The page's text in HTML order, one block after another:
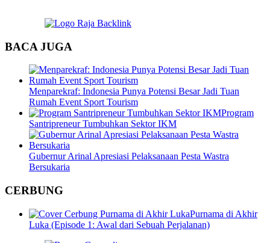
BACA JUGA
Menparekraf: Indonesia Punya Potensi Besar Jadi Tuan
Rumah Event Sport Tourism
Program
Santripreneur Tumbuhkan Sektor IKM
Gubernur Arinal Apresiasi Pelaksanaan Pesta Wastra
Bersukaria
CERBUNG
Purnama di Akhir
Luka (Episode 1: Awal dari Sebuah Perjalanan)